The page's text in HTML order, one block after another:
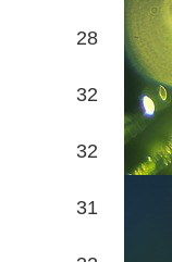
28
32
32
31